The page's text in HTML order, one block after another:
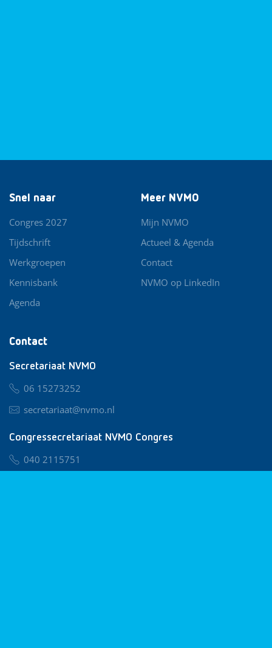
Contact
Secretariaat NVMO
06 15273252
secretariaat@nvmo.nl
Congressecretariaat NVMO Congres
040 2115751
Snel naar
Congres 2027
Tijdschrift
Werkgroepen
Kennisbank
Agenda
Meer NVMO
Mijn NVMO
Actueel & Agenda
Contact
NVMO op LinkedIn